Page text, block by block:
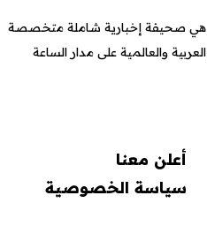
هي صحيفة إخبارية شاملة متخصصة
والعالمية على مدار الساعة
أعلن معنا
سياسة الخصوصية